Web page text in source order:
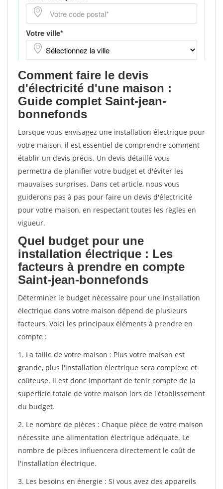
Comment faire le devis
d'électricité d'une maison :
Guide complet Saint-jean-
bonnefonds
Lorsque vous envisagez une installation électrique pour
votre maison, il est essentiel de comprendre comment
établir un devis précis. Un devis détaillé vous
permettra de planifier votre budget et d'éviter les
mauvaises surprises. Dans cet article, nous vous
guiderons pas à pas pour faire un devis d'électricité
pour votre maison, en respectant toutes les règles en
vigueur.
Quel budget pour une
installation électrique : Les
facteurs à prendre en compte
Saint-jean-bonnefonds
Déterminer le budget nécessaire pour une installation
électrique dans votre maison dépend de plusieurs
facteurs. Voici les principaux éléments à prendre en
compte :
1. La taille de votre maison : Plus votre maison est
grande, plus l'installation électrique sera complexe et
coûteuse. Il est donc important de tenir compte de la
superficie totale de votre maison lors de l'établissement
du budget.
2. Le nombre de pièces : Chaque pièce de votre maison
nécessite une alimentation électrique adéquate. Le
nombre de pièces influencera directement le coût de
l'installation électrique.
3. Les besoins en énergie : Si vous avez des appareils